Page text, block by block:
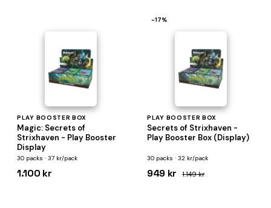
PLAY BOOSTER BOX
Magic: Secrets of
Strixhaven - Play Booster
Display
30 packs · 37 kr/pack
1.100 kr
−17%
PLAY BOOSTER BOX
Secrets of Strixhaven -
Play Booster Box (Display)
30 packs · 32 kr/pack
949 kr 1.149 kr